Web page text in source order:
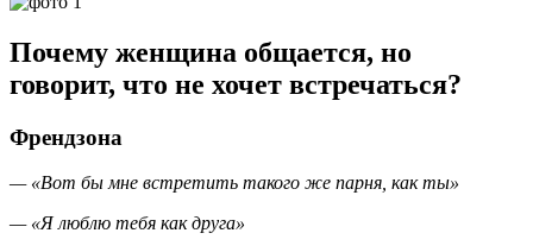
Почему женщина общается, но
говорит, что не хочет встречаться?
Френдзона
— «Вот бы мне встретить такого же парня, как ты»
— «Я люблю тебя как друга»